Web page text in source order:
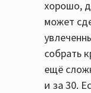
хорошо,
может
собрать
ещё
и за 30.